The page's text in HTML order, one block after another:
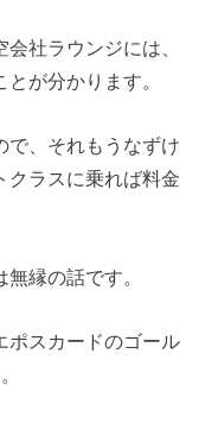
社ラウンジには、
が分かります。
で、それもうなずけ
クラスに乗れば料金
縁の話です。
ポスカードのゴール